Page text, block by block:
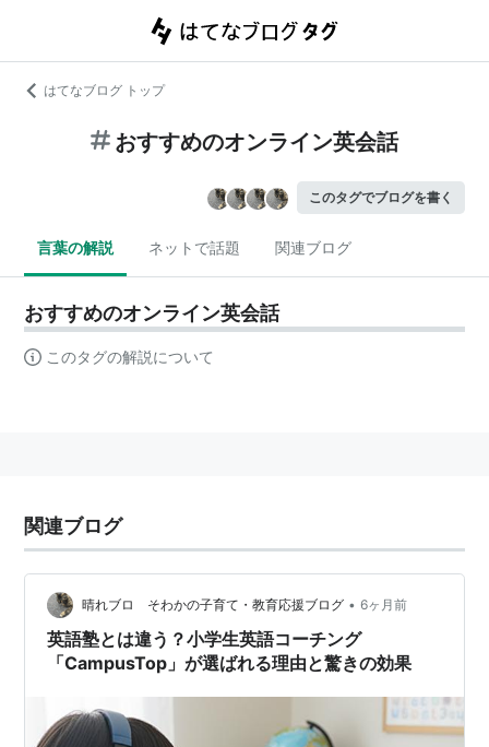
はてなブログ トップ
おすすめのオンライン英会話
このタグでブログを書く
言葉の解説 ネットで話題 関連ブログ
おすすめのオンライン英会話
このタグの解説について
関連ブログ
晴れブロ そわかの子育て・教育応援ブログ • 6ヶ月前
英語塾とは違う？小学生英語コーチング
「CampusTop」が選ばれる理由と驚きの効果